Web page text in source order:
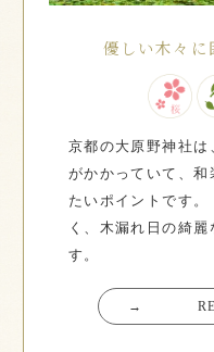
優しい木々に
京都の大原野神社
がかかっていて、和
たいポイントです。
く、木漏れ日の綺
す。
→